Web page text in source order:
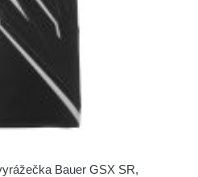
Bauer GSX SR,